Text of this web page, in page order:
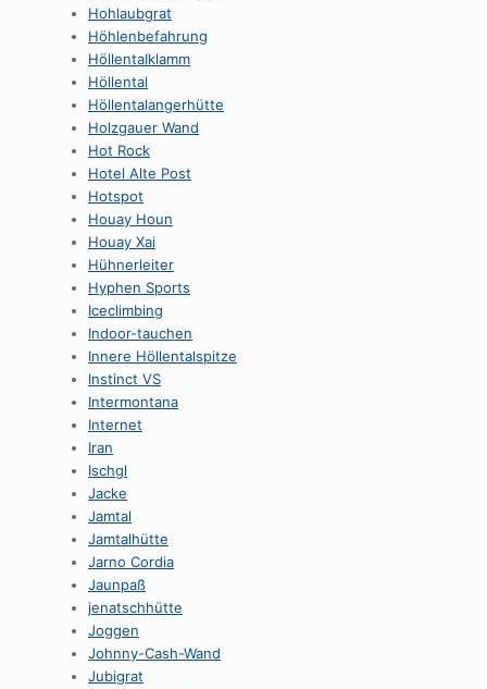
Hohlaubgrat
Höhlenbefahrung
HöllentaIklamm
Höllental
Höllentalangerhütte
Holzgauer Wand
Hot Rock
Hotel Alte Post
Hotspot
Houay Houn
Houay Xai
Hühnerleiter
Hyphen Sports
Iceclimbing
Indoor-tauchen
Innere Höllentalspitze
Instinct VS
Intermontana
Internet
Iran
Ischgl
Jacke
Jamtal
Jamtalhütte
Jarno Cordia
Jaunpaß
jenatschhütte
Joggen
Johnny-Cash-Wand
Jubigrat